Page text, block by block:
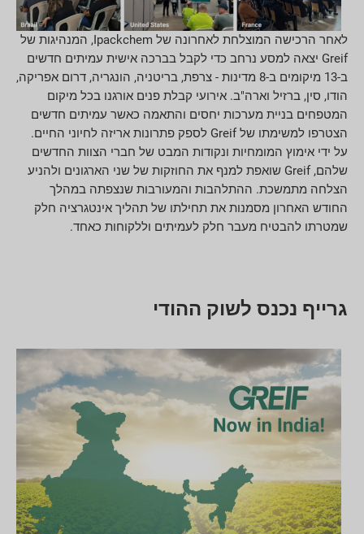
לאחר הרכישה המוצלחת לאחרונה של Ipackchem, המנהיגות של
Greif יצאה למסע נרחב כדי לקבל בברכה אישית עמיתים חדשים
ב-13 מיקומים ב-8 מדינות - צרפת, בריטניה, הונגריה, דרום אפריקה,
הודו, סין, ברזיל וארה"ב. אירועי קבלת פנים אורגנו בכל מיקום
המטפחים בניית מערכות יחסים והתאמה כאשר עמיתים חדשים
הצטרפו למשימתו של Greif לספק פתרונות אריזה לחיוני החיים.
על ידי אימוץ המומחיות ונקודות המבט של חברי הצוות החדשים
שלהם, Greif שואפת למנף את החוזקות של שני הארגונים ולהניע
הצלחה מתמשכת. ההתלהבות והמעורבות שנצפתה במהלך
החודש האחרון מסמנות את תחילתו של תהליך אינטגרציה חלק
שמטרתו להבטיח מעבר חלק לעמיתים וללקוחות כאחד.
גרייף נכנס לשוק ההודי